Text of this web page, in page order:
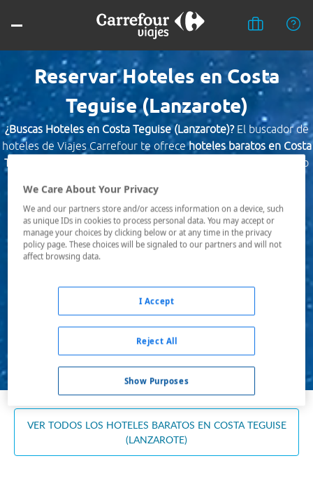
Reservar Hoteles en Costa
Teguise (Lanzarote)
¿Buscas Hoteles en Costa Teguise (Lanzarote)?El buscador de
hoteles de Viajes Carrefour te ofrecehoteles baratos en Costa
Teguise (Lanzarote)
a los mejores precios. Hoteles céntricos o
encontramos al mejor precio.
Destino *
Ocupación *
Buscar
VER TODOS LOS HOTELES BARATOS EN COSTA TEGUISE
(LANZAROTE)
We Care About Your Privacy
We and our partners store and/or access information on a device, such
as unique IDs in cookies to process personal data. You may accept or
manage your choices by clicking below or at any time in the privacy
policy page. These choices will be signaled to our partners and will not
affect browsing data.
Show Purposes
Reject All
I Accept